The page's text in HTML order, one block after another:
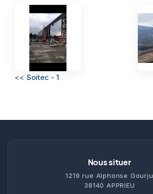
<< Soitec - 1
Nous situer
1219 rue Alphonse Gourju
38140 APPRIEU